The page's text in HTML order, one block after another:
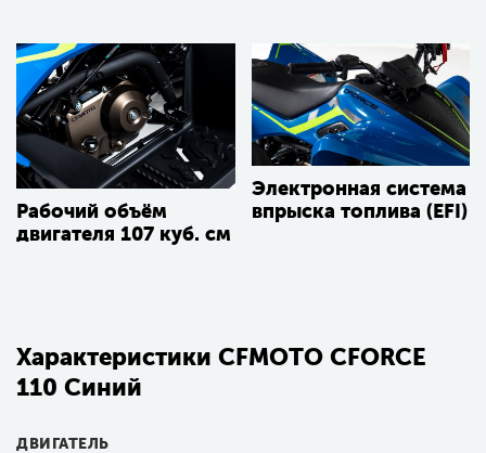
Рабочий объём
двигателя 107 куб. см
Электронная система
впрыска топлива (EFI)
Характеристики CFMOTO CFORCE
110 Синий
ДВИГАТЕЛЬ